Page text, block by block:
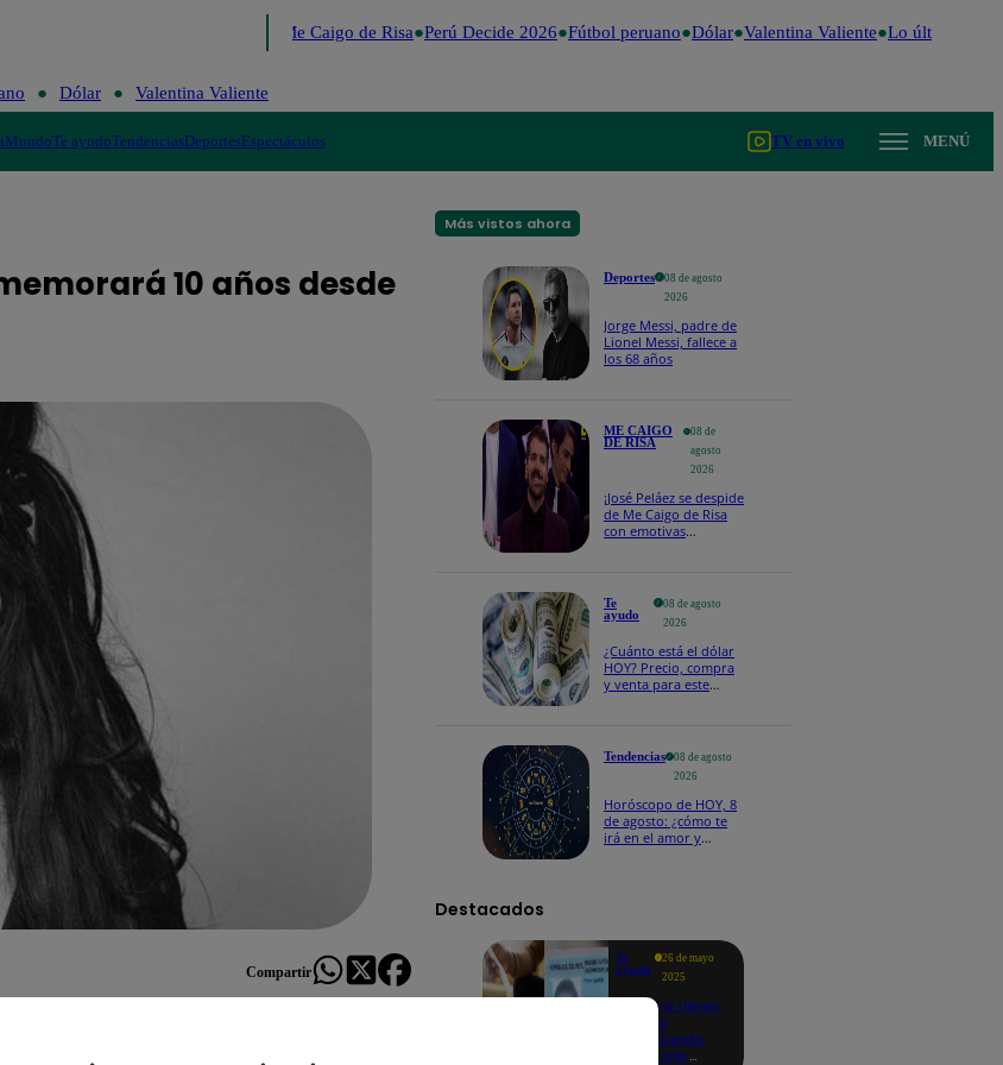
Me Caigo de Risa Perú Decide 2026 Fútbol peruano Dólar Valentina Valiente Lo último
Dólar Valentina Valiente
MundoTe ayudoTendenciasDeportesEspectáculos TV en vivo MENÚ
10 años desde
Compartir
Más vistos ahora
Deportes
08 de agosto
2026
Jorge Messi, padre de
Lionel Messi, fallece a
los 68 años
ME CAIGO
DE RISA
08 de
agosto
2026
¡José Peláez se despide
de Me Caigo de Risa
con emotivas
Te
ayudo
08 de agosto
2026
¿Cuánto está el dólar
HOY? Precio, compra
y venta para este
Tendencias
08 de agosto
2026
Horóscopo de HOY, 8
de agosto: ¿cómo te
irá en el amor y
Destacados
Te
ayudo
26 de mayo
2025
Revisa si tienes
deudas
consultando
con tu DNI: